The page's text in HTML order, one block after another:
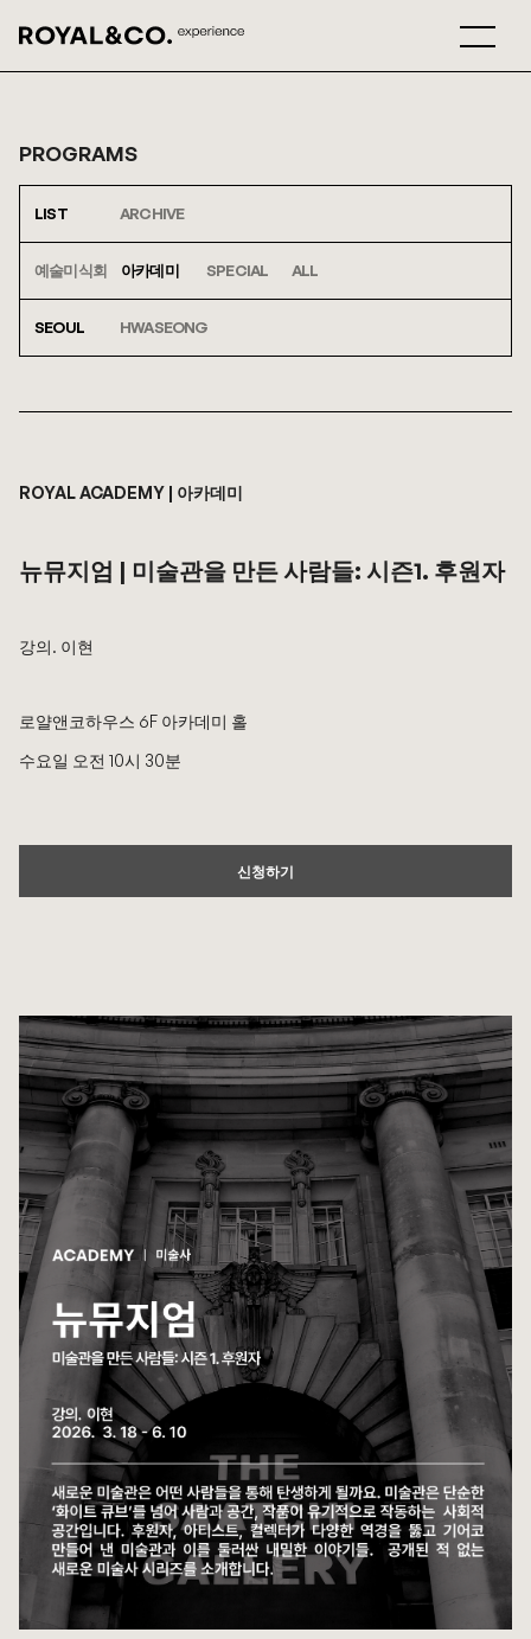
PROGRAMS
LIST ARCHIVE
예술미식회 아카데미 SPECIAL ALL
SEOUL HWASEONG
ROYAL ACADEMY | 아카데미
뉴뮤지엄 | 미술관을 만든 사람들: 시즌1. 후원자
강의. 이현
로얄앤코하우스 6F 아카데미 홀
수요일 오전 10시 30분
신청하기